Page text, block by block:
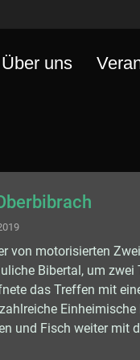
Über uns
von motorisierten
Bibertal, um zwei
das Treffen mit
und Fisch weiter mit